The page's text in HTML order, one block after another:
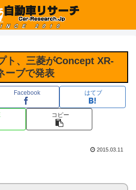
ト、三菱がConcept XR-
ーブで発表
Facebook はてブ
コピー
2015.03.11